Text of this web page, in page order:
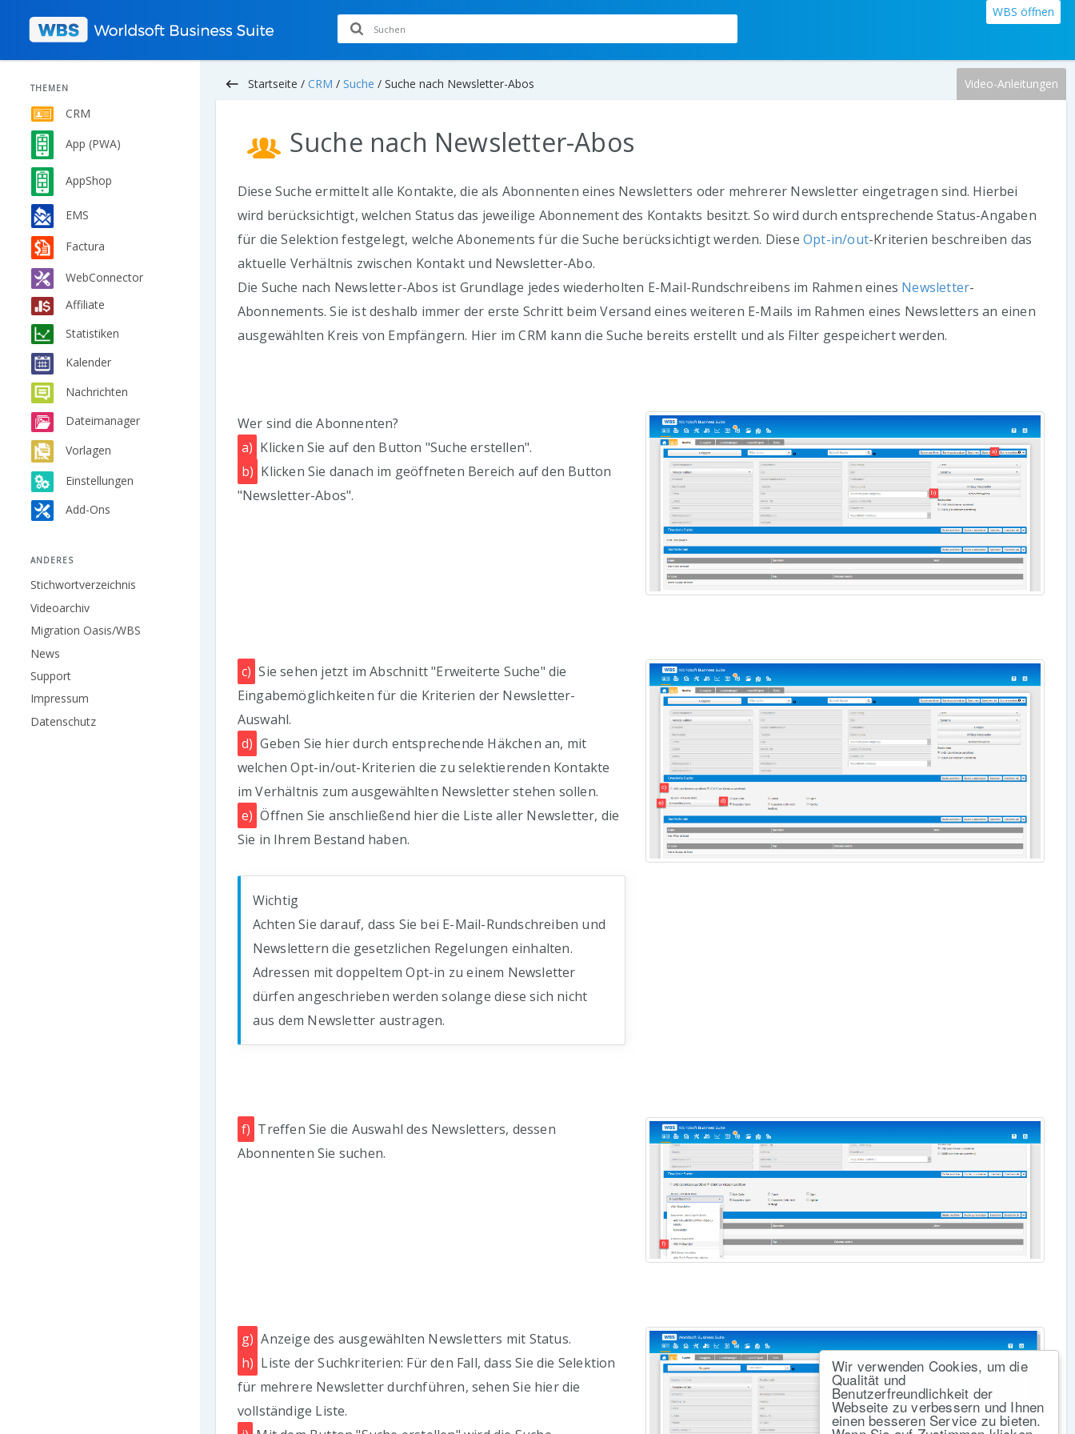
Wir verwenden Cookies, um die
Qualität und
Benutzerfreundlichkeit der
Webseite zu verbessern und Ihnen
einen besseren Service zu bieten.
WBS öffnen
THEMEN
CRM
App (PWA)
AppShop
EMS
Factura
WebConnector
Affiliate
Statistiken
Kalender
Nachrichten
Dateimanager
Vorlagen
Einstellungen
Add-Ons
ANDERES
Stichwortverzeichnis
Videoarchiv
Migration Oasis/WBS
News
Support
Impressum
Datenschutz
keyboard_backspace Startseite / CRM / Suche / Suche nach Newsletter-Abos Video-Anleitungen
Suche nach Newsletter-Abos
Diese Suche ermittelt alle Kontakte, die als Abonnenten eines Newsletters oder mehrerer Newsletter eingetragen sind. Hierbei
wird berücksichtigt, welchen Status das jeweilige Abonnement des Kontakts besitzt. So wird durch entsprechende Status-Angaben
für die Selektion festgelegt, welche Abonements für die Suche berücksichtigt werden. DieseOpt-in/out-Kriterien beschreiben das
aktuelle Verhältnis zwischen Kontakt und Newsletter-Abo.
Die Suche nach Newsletter-Abos ist Grundlage jedes wiederholten E-Mail-Rundschreibens im Rahmen eines Newsletter-
Abonnements. Sie ist deshalb immer der erste Schritt beim Versand eines weiteren E-Mails im Rahmen eines Newsletters an einen
ausgewählten Kreis von Empfängern. Hier im CRM kann die Suche bereits erstellt und als Filter gespeichert werden.
Wer sind die Abonnenten?
a) Klicken Sie auf den Button "Suche erstellen".
b) Klicken Sie danach im geöffneten Bereich auf den Button
"Newsletter-Abos".
c) Sie sehen jetzt im Abschnitt "Erweiterte Suche" die
Eingabemöglichkeiten für die Kriterien der Newsletter-
Auswahl.
d) Geben Sie hier durch entsprechende Häkchen an, mit
welchen Opt-in/out-Kriterien die zu selektierenden Kontakte
im Verhältnis zum ausgewählten Newsletter stehen sollen.
e) Öffnen Sie anschließend hier die Liste aller Newsletter, die
Sie in Ihrem Bestand haben.
Wichtig
Achten Sie darauf, dass Sie bei E-Mail-Rundschreiben und
Newslettern die gesetzlichen Regelungen einhalten.
Adressen mit doppeltem Opt-in zu einem Newsletter
dürfen angeschrieben werden solange diese sich nicht
aus dem Newsletter austragen.
f) Treffen Sie die Auswahl des Newsletters, dessen
Abonnenten Sie suchen.
g) Anzeige des ausgewählten Newsletters mit Status.
h) Liste der Suchkriterien: Für den Fall, dass Sie die Selektion
für mehrere Newsletter durchführen, sehen Sie hier die
vollständige Liste.